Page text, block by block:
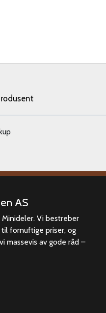
AS
Vi bestreber
fornuftige priser, og
massevis av gode råd –